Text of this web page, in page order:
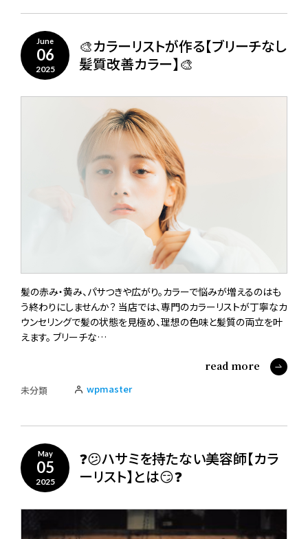
June
06
2025
🎨カラーリストが作る【ブリーチなし
髪質改善カラー】🎨
髪の赤み・黄み、パサつきや広がり。カラーで悩みが増えるのはも
う終わりにしませんか？ 当店では、専門のカラーリストが丁寧なカ
ウンセリングで髪の状態を見極め、理想の色味と髪質の両立を叶
えます。 ブリーチな…
read more
未分類 wpmaster
May
05
2025
❓😕ハサミを持たない美容師【カラ
ーリスト】とは😏❓